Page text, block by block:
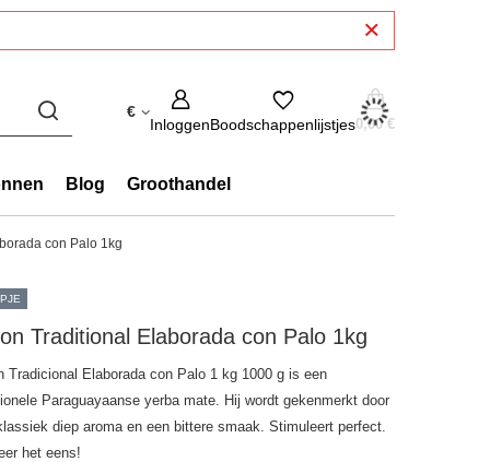
€
InloggenBoodschappenlijstjes0,00 €
Blog Groothandel
con Palo 1kg
Traditional Elaborada con Palo 1kg
Tradicional Elaborada con Palo 1 kg 1000 g is een
Paraguayaanse yerba mate. Hij wordt gekenmerkt door
diep aroma en een bittere smaak. Stimuleert perfect.
het eens!